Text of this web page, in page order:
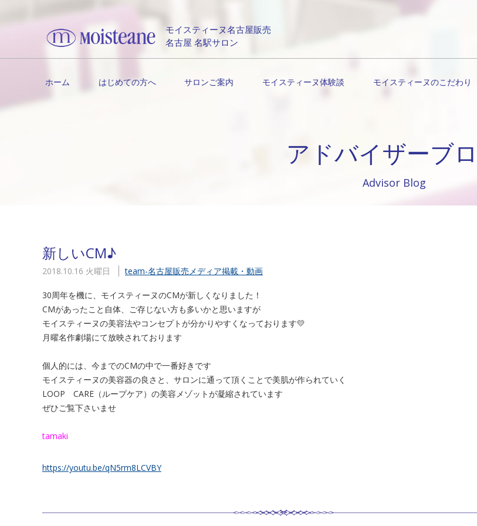
モイスティーヌ名古屋販売
名古屋 名駅サロン
ホーム はじめての方へ サロンご案内 モイスティーヌ体験談 モイスティーヌのこだわり
アドバイザーブ
Advisor Blog
新しいCM♪
2018.10.16 火曜日 team-名古屋販売メディア掲載・動画
30周年を機に、モイスティーヌのCMが新しくなりました！
CMがあったこと自体、ご存じない方も多いかと思いますが
モイスティーヌの美容法やコンセプトが分かりやすくなっております💛
月曜名作劇場にて放映されております
個人的には、今までのCMの中で一番好きです
モイスティーヌの美容器の良さと、サロンに通って頂くことで美肌が作られていく
LOOP CARE（ループケア） の美容メゾットが凝縮されています
ぜひご覧下さいませ
tamaki
https://youtu.be/qN5rm8LCVBY